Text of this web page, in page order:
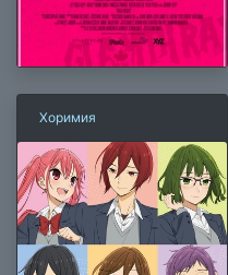
Хоримия